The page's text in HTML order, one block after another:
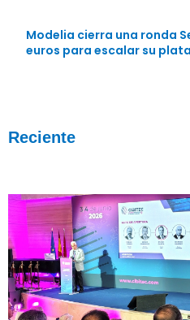
Modelia cierra una ronda
euros para escalar su
Reciente